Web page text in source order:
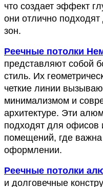
что создает эффект
они отлично
зон.
Реечные потолки
представляют собой
стиль. Их
четкие линии
минимализмом и
архитектуре. Эти
подходят для офисов
помещений, где важна
оформлении.
Реечные потолки
и долговечные